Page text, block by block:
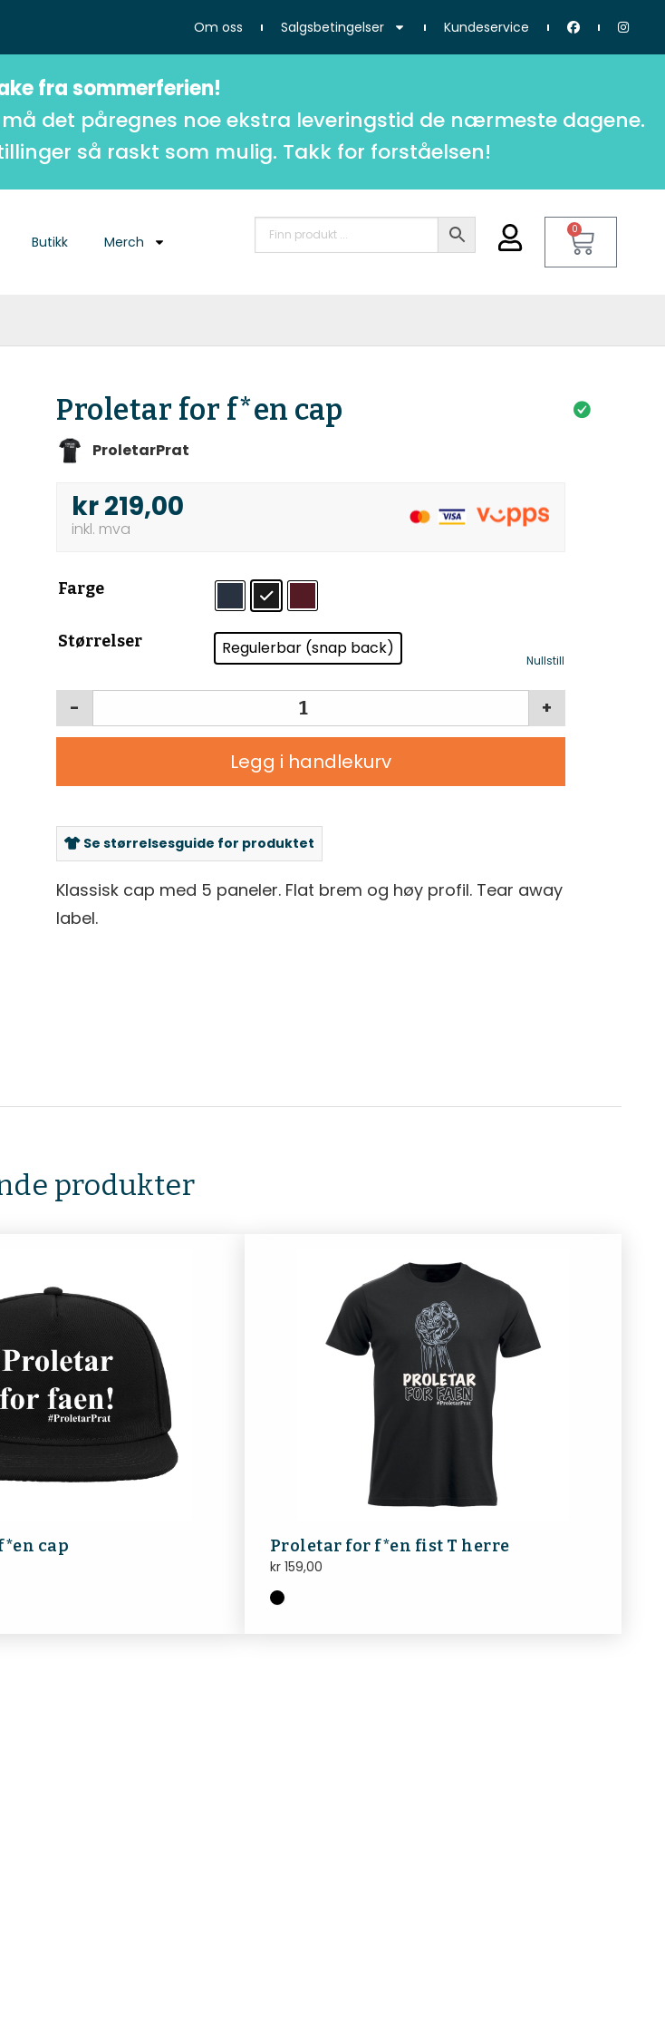
Om oss Salgsbetingelser Kundeservice
fra sommerferien!
det påregnes noe ekstra leveringstid de nærmeste dagene.
så raskt som mulig. Takk for forståelsen!
Butikk Merch
0
Proletar for f*en cap
ProletarPrat
kr219,00
Farge
Størrelser Regulerbar (snap back)
Nullstill
+
-
Legg i handlekurv
Se størrelsesguide for produktet
Klassisk cap med 5 paneler. Flat brem og høy profil. Tear away
label.
produkter
cap Proletar for f*en fist T herre
kr159,00